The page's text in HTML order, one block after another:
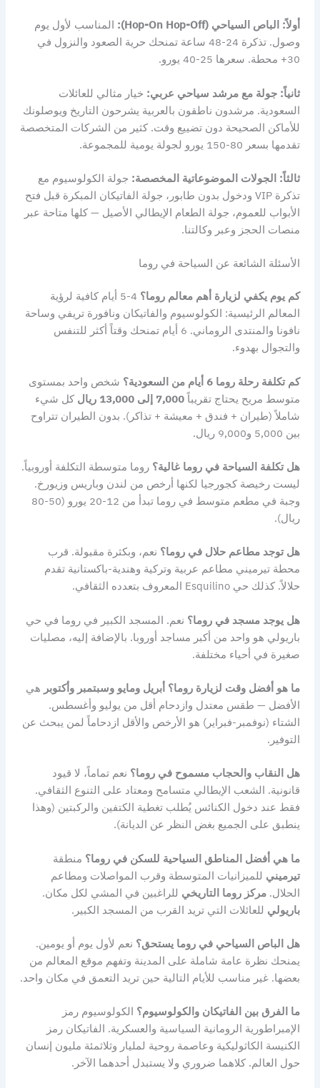
أولاً: الباص السياحي (Hop-On Hop-Off):
المناسب لأول يوم
وصول. تذكرة 24-48 ساعة تمنحك حرية الصعود والنزول في
30+ محطة. سعرها 25-40 يورو.
ثانياً: جولة مع مرشد سياحي عربي: خيار مثالي للعائلات
السعودية. مرشدون ناطقون بالعربية يشرحون التاريخ ويوصلونك
للأماكن الصحيحة دون تضييع وقت. كثير من الشركات المتخصصة
تقدمها بسعر 80-150 يورو لجولة يومية للمجموعة.
ثالثاً: الجولات الموضوعاتية المخصصة: جولة الكولوسيوم مع
تذكرة VIP ودخول بدون طابور، جولة الفاتيكان المبكرة قبل فتح
الأبواب للعموم، جولة الطعام الإيطالي الأصيل — كلها متاحة عبر
منصات الحجز وعبر وكالتنا.
الأسئلة الشائعة عن السياحة في روما
كم يوم يكفي لزيارة أهم معالم روما؟
4-5 أيام كافية لرؤية
المعالم الرئيسية: الكولوسيوم والفاتيكان ونافورة تريفي وساحة
نافونا والمنتدى الروماني. 6 أيام تمنحك وقتاً أكثر للتنفس
والتجوال بهدوء.
كم تكلفة رحلة روما 6 أيام من السعودية؟
شخص واحد بمستوى
متوسط مريح يحتاج تقريباً7,000 إلى 13,000 ريال
كل شيء
شاملاً (طيران + فندق + معيشة + تذاكر). بدون الطيران تتراوح
بين 5,000 و9,000 ريال.
هل تكلفة السياحة في روما غالية؟ روما متوسطة التكلفة أوروبياً.
ليست رخيصة كجورجيا لكنها أرخص من لندن وباريس وزيورخ.
وجبة في مطعم متوسط في روما تبدأ من 12-20 يورو (50-80
ريال).
هل توجد مطاعم حلال في روما؟ نعم، وبكثرة مقبولة. قرب
محطة تيرميني مطاعم عربية وتركية وهندية-باكستانية تقدم
حلالاً. كذلك حي Esquilino المعروف بتعدده الثقافي.
هل يوجد مسجد في روما؟ نعم. المسجد الكبير في روما في حي
باريولي هو واحد من أكبر مساجد أوروبا. بالإضافة إليه، مصليات
صغيرة في أحياء مختلفة.
ما هو أفضل وقت لزيارة روما؟ أبريل ومايو وسبتمبر وأكتوبر هي
الأفضل — طقس معتدل وازدحام أقل من يوليو وأغسطس.
الشتاء (نوفمبر-فبراير) هو الأرخص والأقل ازدحاماً لمن يبحث عن
التوفير.
هل النقاب والحجاب مسموح في روما؟ نعم تماماً، لا قيود
قانونية. الشعب الإيطالي متسامح ومعتاد على التنوع الثقافي.
فقط عند دخول الكنائس يُطلب تغطية الكتفين والركبتين (وهذا
ينطبق على الجميع بغض النظر عن الديانة).
ما هي أفضل المناطق السياحية للسكن في روما؟ منطقة
تيرميني للميزانيات المتوسطة وقرب المواصلات ومطاعم
الحلال. مركز روما التاريخي للراغبين في المشي لكل مكان.
باريولي للعائلات التي تريد القرب من المسجد الكبير.
هل الباص السياحي في روما يستحق؟ نعم لأول يوم أو يومين.
يمنحك نظرة عامة شاملة على المدينة وتفهم موقع المعالم من
بعضها. غير مناسب للأيام التالية حين تريد التعمق في مكان واحد.
ما الفرق بين الفاتيكان والكولوسيوم؟ الكولوسيوم رمز
الإمبراطورية الرومانية السياسية والعسكرية. الفاتيكان رمز
الكنيسة الكاثوليكية وعاصمة روحية لمليار وثلاثمئة مليون إنسان
حول العالم. كلاهما ضروري ولا يستبدل أحدهما الآخر.